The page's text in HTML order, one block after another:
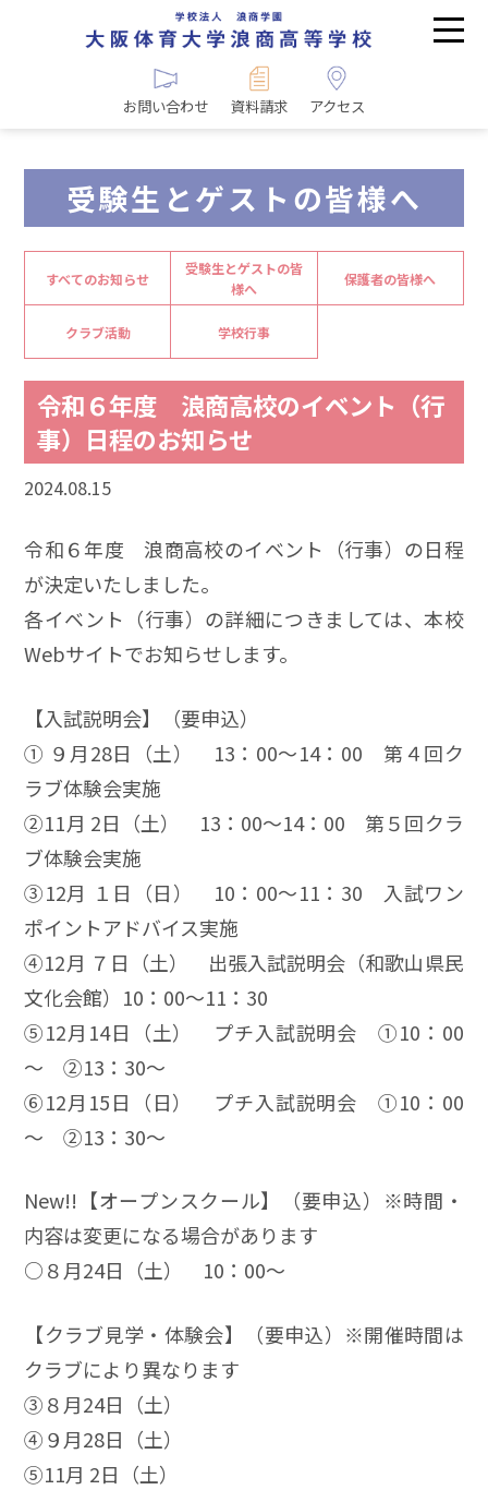
お問い合わせ 資料請求 アクセス
受験生とゲストの皆様へ
すべてのお知らせ
受験生とゲストの皆
様へ
保護者の皆様へ
クラブ活動 学校行事
令和６年度 浪商高校のイベント（行
事）日程のお知らせ
2024.08.15
令和６年度 浪商高校のイベント（行事）の日程
が決定いたしました。
各イベント（行事）の詳細につきましては、本校
Webサイトでお知らせします。
【入試説明会】（要申込）
① ９月28日（土） 13：00～14：00 第４回ク
ラブ体験会実施
②11月 2日（土） 13：00～14：00 第５回クラ
ブ体験会実施
③12月 １日（日） 10：00～11：30 入試ワン
ポイントアドバイス実施
④12月 ７日（土） 出張入試説明会（和歌山県民
文化会館）10：00～11：30
⑤12月14日（土） プチ入試説明会 ①10：00
～ ②13：30～
⑥12月15日（日） プチ入試説明会 ①10：00
～ ②13：30～
New!!【オープンスクール】（要申込）※時間・
内容は変更になる場合があります
○８月24日（土） 10：00～
【クラブ見学・体験会】（要申込）※開催時間は
クラブにより異なります
③８月24日（土）
④９月28日（土）
⑤11月 2日（土）